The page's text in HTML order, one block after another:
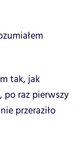
tak, jak
po raz pierwszy
przeraziło